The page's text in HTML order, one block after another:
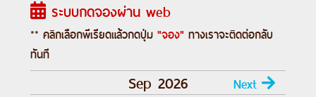
Mother of Georgian (Mother of Georgian
Statue)ㆍย่านโรงอาบน้ำ (Bath District /
Sulphur Baths)ㆍช็อปปิ้ง East Point Mall
(East Point Mall) #พัก4ดาว
ระบบกดจองผ่าน web
** คลิกเลือกพีเรียดแล้วกดปุ่ม "จอง" ทางเราจะติดต่อกลับ
ทันที
Sep 2026 Next